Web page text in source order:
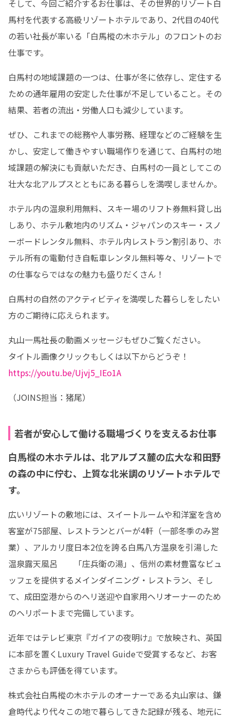
そして、今回ご紹介するお仕事は、その世界的リゾート白
馬村を代表する高級リゾートホテルであり、2代目の40代
の若い社長が率いる「白馬樅の木ホテル」のフロントのお
仕事です。
白馬村の地域課題の一つは、仕事が冬に依存し、定住する
ための通年雇用の安定した仕事が不足していること。その
結果、若者の流出・労働人口も減少しています。
ぜひ、これまでの総務や人事労務、経理などのご経験を生
かし、安定して働きやすい職場作りを通じて、白馬村の地
域課題の解決にも貢献いただき、白馬村の一員としてこの
壮大な北アルプスとともにある暮らしを満喫しませんか。
ホテル内の温泉利用無料、スキー場のリフト券無料貸し出
しあり、ホテル敷地内のリズム・ジャパンのスキー・スノ
ーボードレンタル無料、ホテル内レストラン割引あり、ホ
テル所有の電動付き自転車レンタル無料等々、リゾートで
の仕事ならではなの魅力も盛りだくさん！
白馬村の自然のアクティビティを満喫した暮らしをしたい
方のご期待に応えられます。
丸山一馬社長の動画メッセージもぜひご覧ください。
https://youtu.be/Ujvj5_IEo1A
（JOINS担当：猪尾）
若者が安心して働ける職場づくりを支えるお仕事
白馬樅の木ホテルは、北アルプス麓の広大な和田野
の森の中に佇む、上質な北米調のリゾートホテルで
す。
広いリゾートの敷地には、スイートルームや和洋室を含め
客室が75部屋、レストランとバーが4軒（一部冬季のみ営
業）、アルカリ度日本2位を誇る白馬八方温泉を引湯した
温泉露天風呂	「庄兵衛の湯」、信州の素材豊富なビュ
ッフェを提供するメインダイニング・レストラン、そし
て、成田空港からのヘリ送迎や自家用ヘリオーナーのため
のヘリポートまで完備しています。
近年ではテレビ東京『ガイアの夜明け』で放映され、英国
に本部を置くLuxury Travel Guideで受賞するなど、お客
さまからも評価を得ています。
株式会社白馬樅の木ホテルのオーナーである丸山家は、鎌
倉時代より代々この地で暮らしてきた記録が残る、地元に